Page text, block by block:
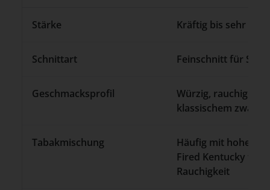
Stärke Kräftig bis sehr
Schnittart Feinschnitt für
Geschmacksprofil
Würzig, rauchig
klassischem zware-
Tabakmischung
Häufig mit hohem
Fired Kentucky für
Rauchigkeit